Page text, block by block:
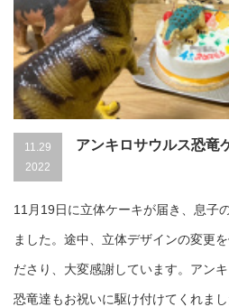
11.29
2022
アンキロサウルス恐竜
11月19日に立体ケーキが届き、息子
ました。途中、立体デザインの変更
ださり、大変感謝しています。アン
恐竜達もお祝いに駆け付けてくれまし